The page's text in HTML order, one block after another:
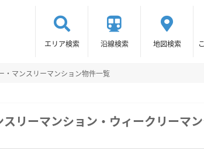
エリア検索 沿線検索 地図検索
・マンスリーマンション物件一覧
リーマンション・ウィークリーマ